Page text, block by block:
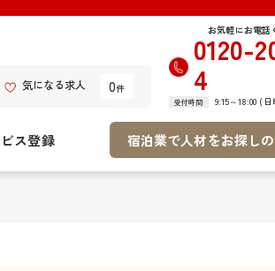
気になる求人 0件
お気軽にお電話
0120-
4
受付時間 9:15～18:00 (
ス登録 宿泊業で人材をお探し